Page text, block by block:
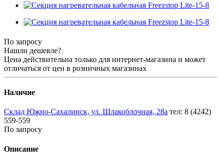
По запросу
Нашли дешевле?
Цена действительна только для интернет-магазина и может
отличаться от цен в розничных магазинах
Наличие
Склад Южно-Сахалинск, ул. Шлакоблочная, 28а тел: 8 (4242)
559-559
По запросу
Описание